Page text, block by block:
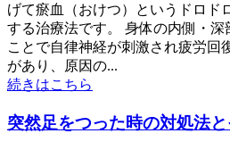
げて瘀血（おけつ）というドロド
する治療法です。 身体の内側・深
ことで自律神経が刺激され疲労回
があり、原因の...
続きはこちら
突然足をつった時の対処法